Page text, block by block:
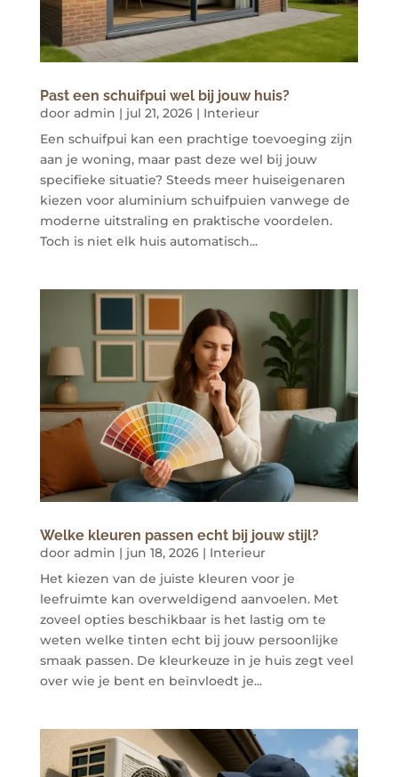
Past een schuifpui wel bij jouw huis?
door admin | jul 21, 2026| Interieur
Een schuifpui kan een prachtige toevoeging zijn
aan je woning, maar past deze wel bij jouw
specifieke situatie? Steeds meer huiseigenaren
kiezen voor aluminium schuifpuien vanwege de
moderne uitstraling en praktische voordelen.
Toch is niet elk huis automatisch...
Welke kleuren passen echt bij jouw stijl?
door admin | jun 18, 2026| Interieur
Het kiezen van de juiste kleuren voor je
leefruimte kan overweldigend aanvoelen. Met
zoveel opties beschikbaar is het lastig om te
weten welke tinten echt bij jouw persoonlijke
smaak passen. De kleurkeuze in je huis zegt veel
over wie je bent en beïnvloedt je...